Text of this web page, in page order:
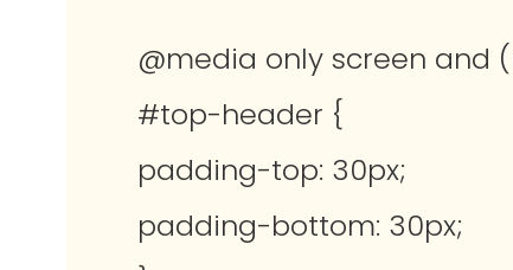
@media only screen and
#top-header {
padding-top: 30px;
padding-bottom: 30px;